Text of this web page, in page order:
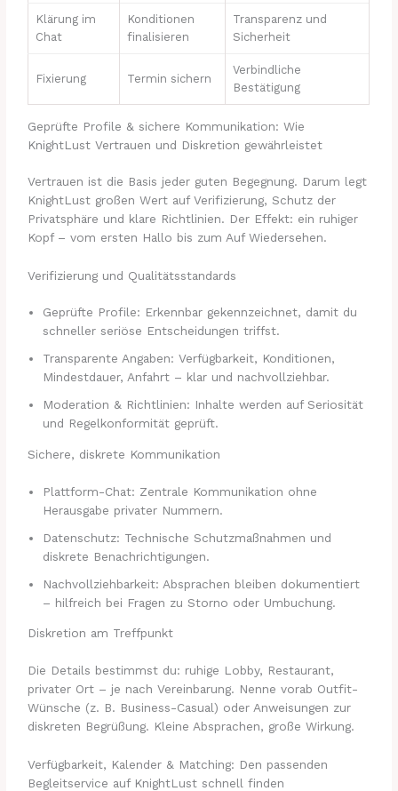
Klärung im
Chat
Konditionen
finalisieren
Transparenz und
Sicherheit
Fixierung Termin sichern
Verbindliche
Bestätigung
Geprüfte Profile & sichere Kommunikation: Wie
KnightLust Vertrauen und Diskretion gewährleistet
Vertrauen ist die Basis jeder guten Begegnung. Darum legt
KnightLust großen Wert auf Verifizierung, Schutz der
Privatsphäre und klare Richtlinien. Der Effekt: ein ruhiger
Kopf – vom ersten Hallo bis zum Auf Wiedersehen.
Verifizierung und Qualitätsstandards
Geprüfte Profile: Erkennbar gekennzeichnet, damit du
schneller seriöse Entscheidungen triffst.
Transparente Angaben: Verfügbarkeit, Konditionen,
Mindestdauer, Anfahrt – klar und nachvollziehbar.
Moderation & Richtlinien: Inhalte werden auf Seriosität
und Regelkonformität geprüft.
Sichere, diskrete Kommunikation
Plattform-Chat: Zentrale Kommunikation ohne
Herausgabe privater Nummern.
Datenschutz: Technische Schutzmaßnahmen und
diskrete Benachrichtigungen.
Nachvollziehbarkeit: Absprachen bleiben dokumentiert
– hilfreich bei Fragen zu Storno oder Umbuchung.
Diskretion am Treffpunkt
Die Details bestimmst du: ruhige Lobby, Restaurant,
privater Ort – je nach Vereinbarung. Nenne vorab Outfit-
Wünsche (z. B. Business-Casual) oder Anweisungen zur
diskreten Begrüßung. Kleine Absprachen, große Wirkung.
Verfügbarkeit, Kalender & Matching: Den passenden
Begleitservice auf KnightLust schnell finden